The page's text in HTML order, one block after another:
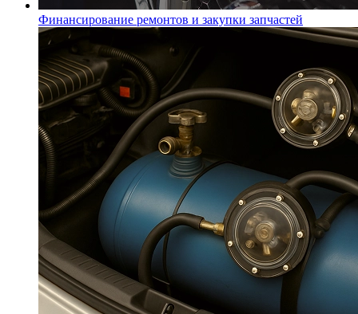
Финансирование ремонтов и закупки запчастей